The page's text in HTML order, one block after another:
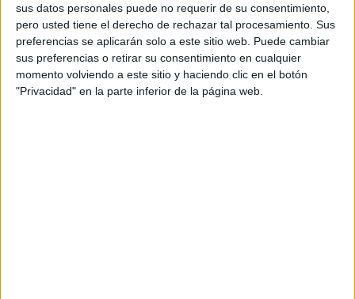
sus datos personales puede no requerir de su consentimiento,
pero usted tiene el derecho de rechazar tal procesamiento. Sus
preferencias se aplicarán solo a este sitio web. Puede cambiar
sus preferencias o retirar su consentimiento en cualquier
momento volviendo a este sitio y haciendo clic en el botón
"Privacidad" en la parte inferior de la página web.